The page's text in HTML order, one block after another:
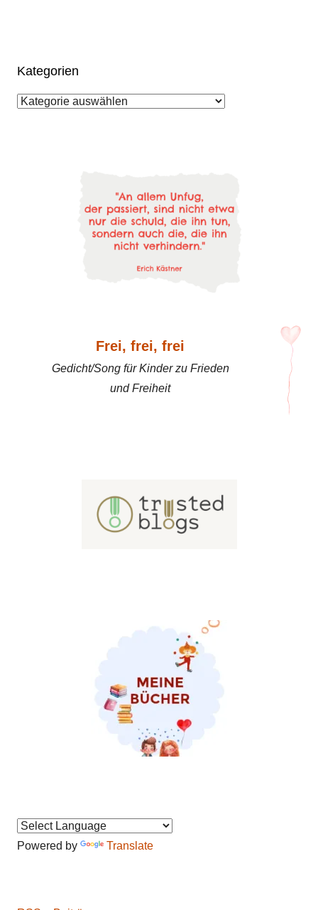
Kategorien
Kategorien
Frei, frei, frei
Gedicht/Song für Kinder zu Frieden
und Freiheit
Powered by Translate